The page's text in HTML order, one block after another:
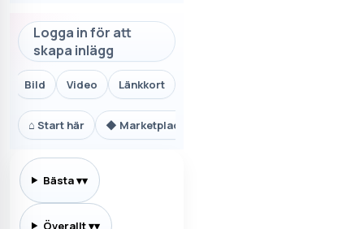
Logga in för att
skapa inlägg
Bild Video Länkkort
⌂ Start här ◆ Marketplace.se
Bästa▾
Överallt▾